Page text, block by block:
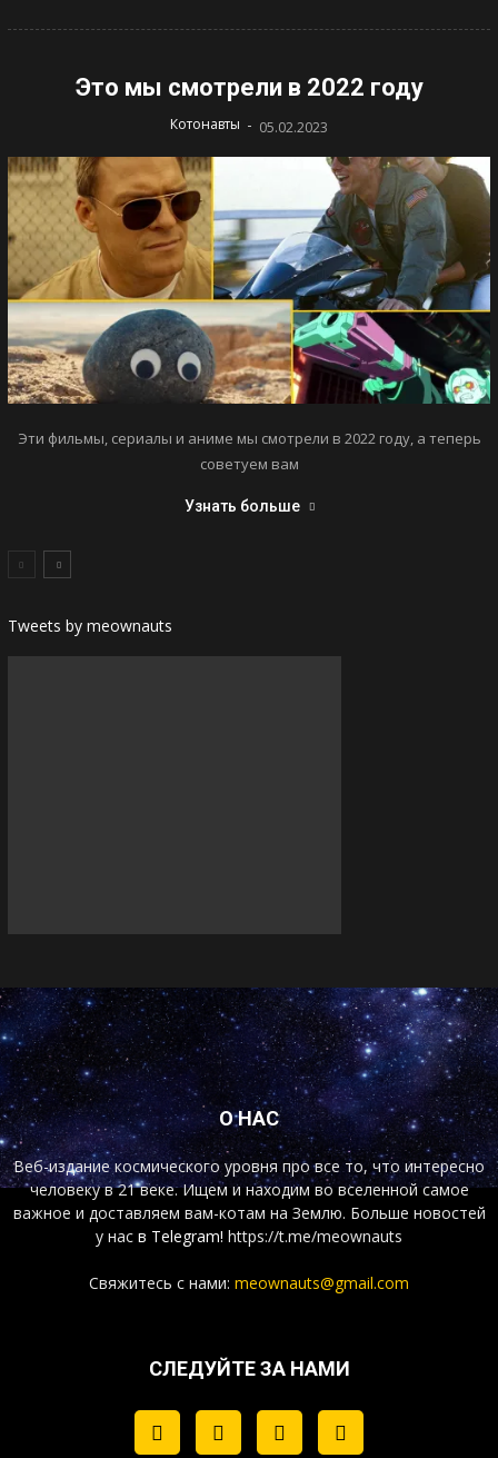
Это мы смотрели в 2022 году
Котонавты - 05.02.2023
Эти фильмы, сериалы и аниме мы смотрели в 2022 году, а теперь
советуем вам
Узнать больше
Tweets by meownauts
О НАС
Веб-издание космического уровня про все то, что интересно
человеку в 21 веке. Ищем и находим во вселенной самое
важное и доставляем вам-котам на Землю. Больше новостей
у нас в Telegram! https://t.me/meownauts
Свяжитесь с нами: meownauts@gmail.com
СЛЕДУЙТЕ ЗА НАМИ